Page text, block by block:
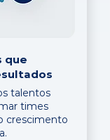
que
talentos
times
crescimento